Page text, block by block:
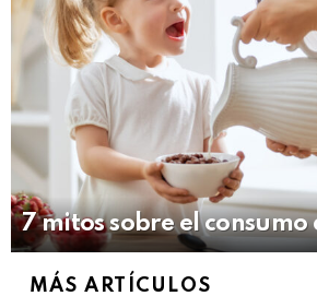
7 mitos sobre el consumo
MÁS ARTÍCULOS